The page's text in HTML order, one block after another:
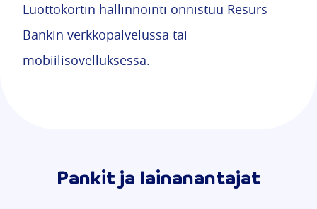
Luottokortin hallinnointi onnistuu Resurs
Bankin verkkopalvelussa tai
mobiilisovelluksessa.
Pankit ja lainanantajat